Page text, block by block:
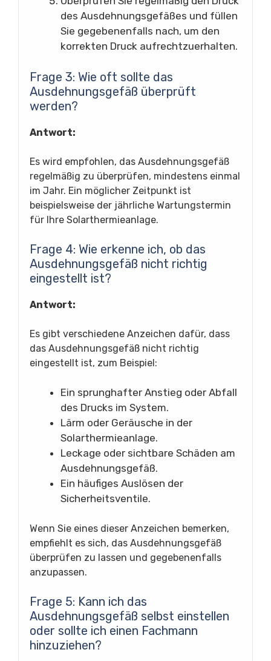
des Ausdehnungsgefäßes und füllen
Sie gegebenenfalls nach, um den
korrekten Druck aufrechtzuerhalten.
Frage 3: Wie oft sollte das
Ausdehnungsgefäß überprüft
werden?
Antwort:
Es wird empfohlen, das Ausdehnungsgefäß
regelmäßig zu überprüfen, mindestens einmal
im Jahr. Ein möglicher Zeitpunkt ist
beispielsweise der jährliche Wartungstermin
für Ihre Solarthermieanlage.
Frage 4: Wie erkenne ich, ob das
Ausdehnungsgefäß nicht richtig
eingestellt ist?
Antwort:
Es gibt verschiedene Anzeichen dafür, dass
das Ausdehnungsgefäß nicht richtig
eingestellt ist, zum Beispiel:
Ein sprunghafter Anstieg oder Abfall
des Drucks im System.
Lärm oder Geräusche in der
Solarthermieanlage.
Leckage oder sichtbare Schäden am
Ausdehnungsgefäß.
Ein häufiges Auslösen der
Sicherheitsventile.
Wenn Sie eines dieser Anzeichen bemerken,
empfiehlt es sich, das Ausdehnungsgefäß
überprüfen zu lassen und gegebenenfalls
anzupassen.
Frage 5: Kann ich das
Ausdehnungsgefäß selbst einstellen
oder sollte ich einen Fachmann
hinzuziehen?